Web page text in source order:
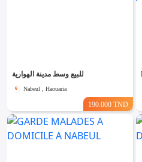
للبيع وسط مدينة الهوارية
Nabeul , Haouaria
190.000 TND